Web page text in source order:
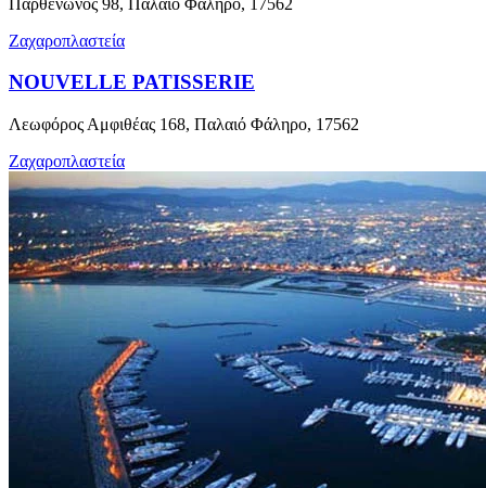
Ζαχαροπλαστεία
NOUVELLE PATISSERIE
Λεωφόρος Αμφιθέας 168, Παλαιό Φάληρο, 17562
Ζαχαροπλαστεία